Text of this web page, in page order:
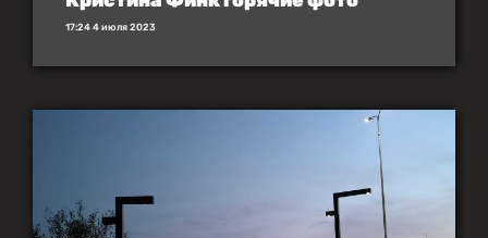
17:24 4 июля 2023